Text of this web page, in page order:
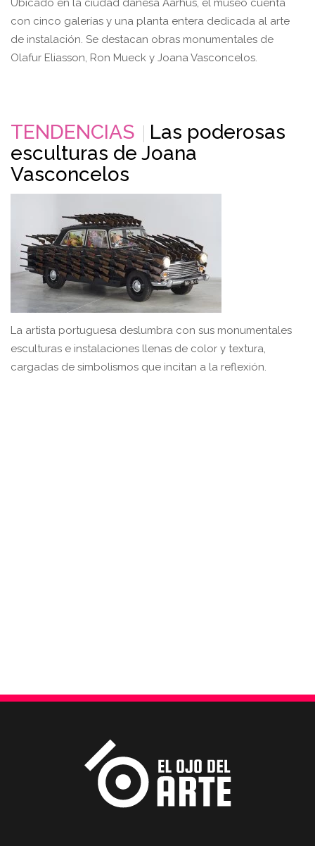
Ubicado en la ciudad danesa Aarhus, el museo cuenta
con cinco galerías y una planta entera dedicada al arte
de instalación. Se destacan obras monumentales de
Olafur Eliasson, Ron Mueck y Joana Vasconcelos.
TENDENCIAS
Las poderosas
esculturas de Joana
Vasconcelos
La artista portuguesa deslumbra con sus monumentales
esculturas e instalaciones llenas de color y textura,
cargadas de simbolismos que incitan a la reflexión.